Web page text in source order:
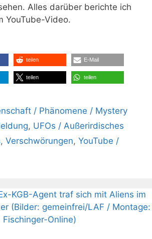
Alles darüber berichte ich
YouTube-Video.
teilen E-Mail
teilen teilen
/ Phänomene / Mystery
, UFOs / Außerirdisches
, Verschwörungen, YouTube /